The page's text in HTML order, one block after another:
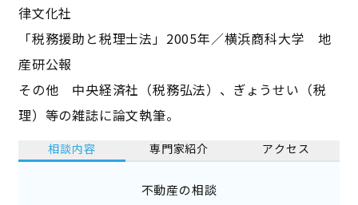
律文化社
「税務援助と税理士法」2005年／横浜商科大学 地
産研公報
その他 中央経済社（税務弘法）、ぎょうせい（税
理）等の雑誌に論文執筆。
相談内容 専門家紹介 アクセス
不動産の相談